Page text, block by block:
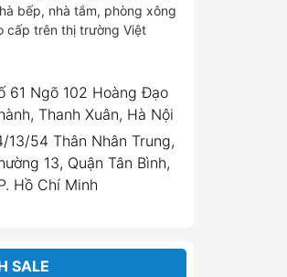
bếp, nhà tắm, phòng xông
cấp trên thị trường Việt
61 Ngõ 102 Hoàng Đạo
Thanh Xuân, Hà Nội
13/54 Thân Nhân Trung,
13, Quận Tân Bình,
Hồ Chí Minh
SALE